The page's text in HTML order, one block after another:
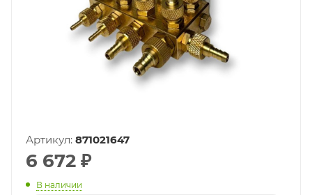
Артикул: 871021647
6 672 ₽
В наличии